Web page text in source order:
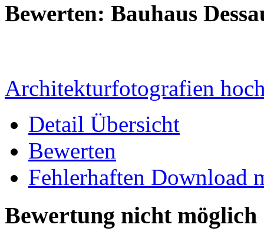
Bewerten: Bauhaus
Architekturfotografien
Detail Übersicht
Bewerten
Fehlerhaften Download
Bewertung nicht möglich